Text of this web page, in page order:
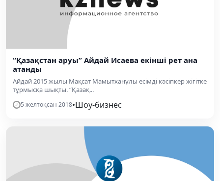
“Қазақстан аруы” Айдай Исаева екінші рет ана
атанды
Айдай 2015 жылы Мақсат Мамытханұлы есімді кәсіпкер жігітке
тұрмысқа шықты. “Қазақ...
5 желтоқсан 2018•Шоу-бизнес